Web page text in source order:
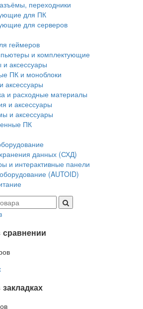
переходники
для ПК
для серверов
геймеров
и комплектующие
аксессуары
ПК и моноблоки
аксессуары
и расходные материалы
и аксессуары
и аксессуары
ПК
данных (СХД)
и интерактивные панели
(AUTOID)